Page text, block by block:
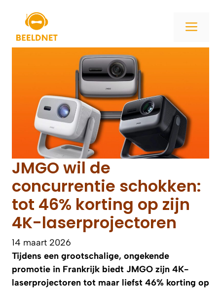
inhoud
JMGO wil de
concurrentie schokken:
tot 46% korting op zijn
4K-laserprojectoren
14 maart 2026
Tijdens een grootschalige, ongekende
promotie in Frankrijk biedt JMGO zijn 4K-
laserprojectoren tot maar liefst 46% korting op